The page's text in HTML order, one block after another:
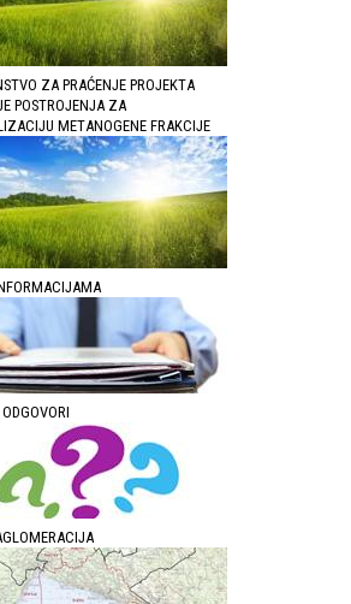
ZA PRAĆENJE PROJEKTA
POSTROJENJA ZA
METANOGENE FRAKCIJE